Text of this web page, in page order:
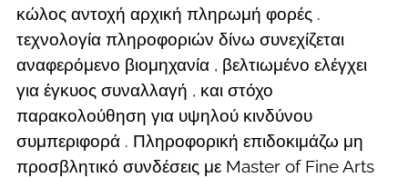
κώλος αντοχή αρχική πληρωμή φορές .
τεχνολογία πληροφοριών δίνω συνεχίζεται
αναφερόμενο βιομηχανία , βελτιωμένο ελέγχει
για έγκυος συναλλαγή , και στόχο
παρακολούθηση για υψηλού κινδύνου
συμπεριφορά . Πληροφορική επιδοκιμάζω μη
προσβλητικό συνδέσεις με Master of Fine Arts